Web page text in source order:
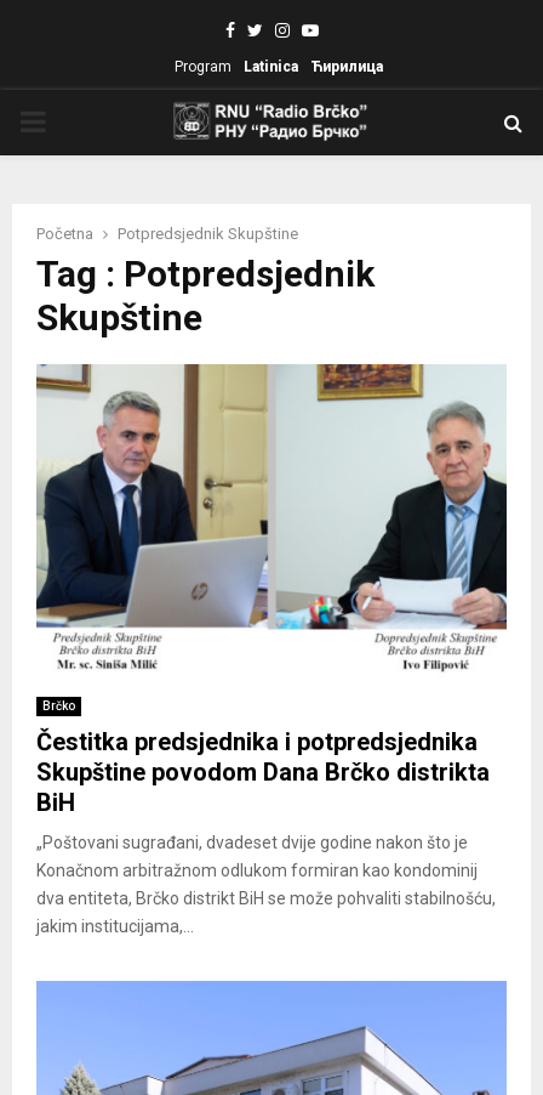
Facebook
TwitterInstagram
Youtube
Program Latinica Ћирилица
Početna Potpredsjednik Skupštine
Tag : Potpredsjednik
Skupštine
Brčko
Čestitka predsjednika i potpredsjednika
Skupštine povodom Dana Brčko distrikta
BiH
„Poštovani sugrađani, dvadeset dvije godine nakon što je
Konačnom arbitražnom odlukom formiran kao kondominij
dva entiteta, Brčko distrikt BiH se može pohvaliti stabilnošću,
jakim institucijama,...